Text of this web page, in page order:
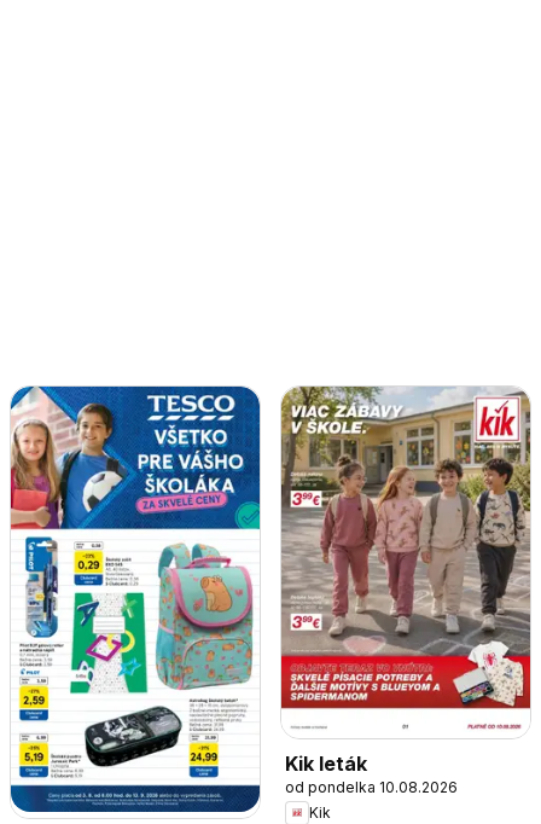
Kik leták
od pondelka 10.08.2026
Kik